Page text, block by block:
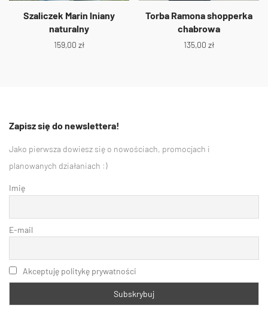
Szaliczek Marin lniany
naturalny
159,00 zł
Torba Ramona shopperka
chabrowa
135,00 zł
Zapisz się do newslettera!
Jako pierwsza dowiesz się o nowościach, promocjach i
planowanych działaniach :)
Imię
E-mail
Akceptuję politykę prywatności